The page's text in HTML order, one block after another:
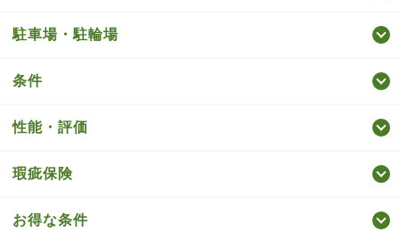
駐車場・駐輪場
条件
性能・評価
瑕疵保険
お得な条件